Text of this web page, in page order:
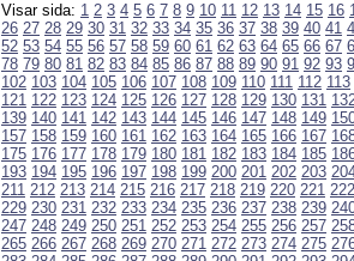
Visar sida: 1 2 3 4 5 6 7 8 9 10 11 12 13 14 15 16
26 27 28 29 30 31 32 33 34 35 36 37 38 39 40 41
52 53 54 55 56 57 58 59 60 61 62 63 64 65 66 67
78 79 80 81 82 83 84 85 86 87 88 89 90 91 92 93
102 103 104 105 106 107 108 109 110 111 112 113
121 122 123 124 125 126 127 128 129 130 131
139 140 141 142 143 144 145 146 147 148 149
157 158 159 160 161 162 163 164 165 166 167
175 176 177 178 179 180 181 182 183 184 185
193 194 195 196 197 198 199 200 201 202 203
211 212 213 214 215 216 217 218 219 220 221 222
229 230 231 232 233 234 235 236 237 238 239
247 248 249 250 251 252 253 254 255 256 257
265 266 267 268 269 270 271 272 273 274 275